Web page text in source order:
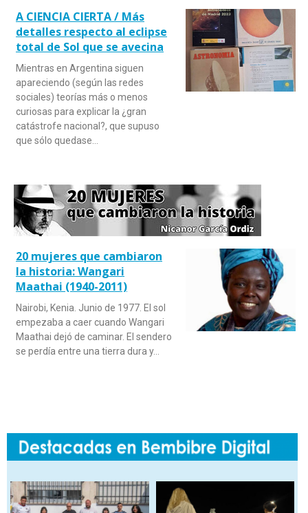
A CIENCIA CIERTA / Más
detalles respecto al eclipse
total de Sol que se avecina
Mientras en Argentina siguen
apareciendo (según las redes
sociales) teorías más o menos
curiosas para explicar la ¿gran
catástrofe nacional?, que supuso
que sólo quedase…
20 mujeres que cambiaron
la historia: Wangari
Maathai (1940-2011)
Nairobi, Kenia. Junio de 1977. El sol
empezaba a caer cuando Wangari
Maathai dejó de caminar. El sendero
se perdía entre una tierra dura y…